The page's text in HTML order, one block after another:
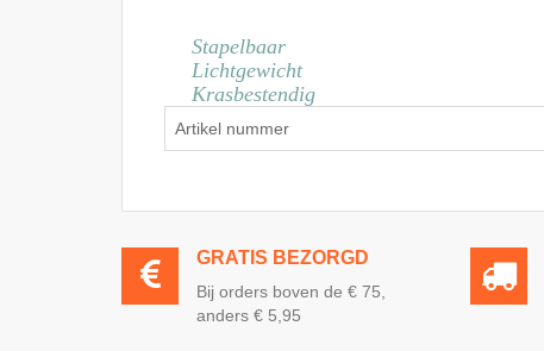
Stapelbaar
Lichtgewicht
Krasbestendig
Artikel nummer
GRATIS BEZORGD
Bij orders boven de € 75,
anders € 5,95